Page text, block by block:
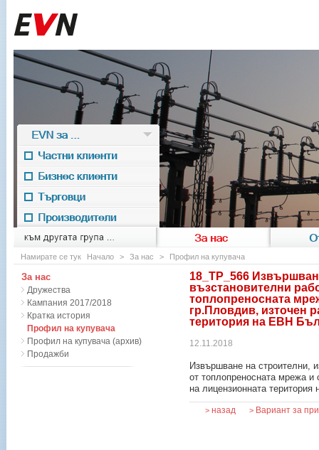
към другата група ... За нас
EVN for
EVN за ...
Частни клиенти
Бизнес клиенти
Търговци
Производители
Намирате се тук Начало > За нас > Профил на купувача
18_TP_566
възстановителни
топлопреносната
гр.Пловдив, източен
територия на ЕВН
12.11.2018
Извършване на строителни,
от топлопреносната мрежа и
на лицензионната
> назад > Вариант за
За нас
Дружества
Кампания 2017/2018
Кратка история
Профил на купувача
Профил на купувача (архив)
Продажби